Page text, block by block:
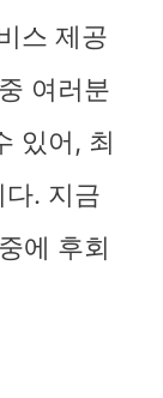
스 제공
여러분
있어, 최
. 지금
에 후회